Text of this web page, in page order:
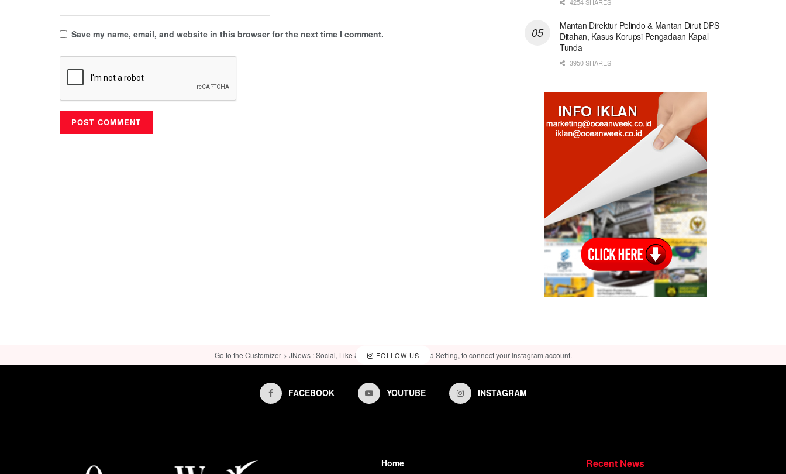
Save my name, email, and website in this browser for the next time I comment.
4254 SHARES
Mantan Direktur Pelindo & Mantan Dirut DPS
Ditahan, Kasus Korupsi Pengadaan Kapal
Tunda
3950 SHARES
FOLLOW US
Go to the Customizer > JNews : Social, Like & View > Instagram Feed Setting, to connect your Instagram account.
FACEBOOK YOUTUBE INSTAGRAM
Home
Recent News